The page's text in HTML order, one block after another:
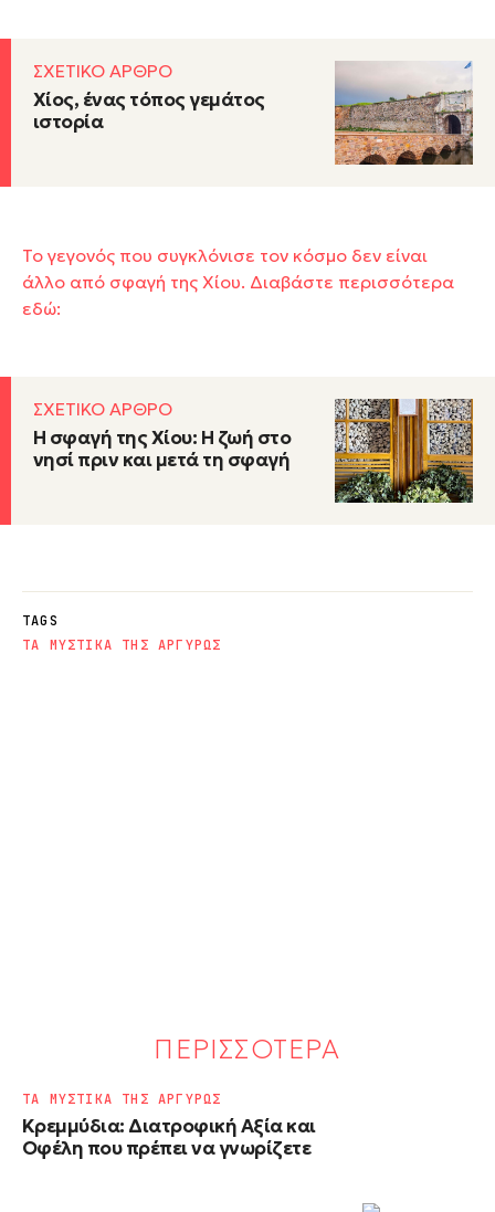
ΣΧΕΤΙΚΟ ΑΡΘΡΟ
Χίος, ένας τόπος γεμάτος
ιστορία
Το γεγονός που συγκλόνισε τον κόσμο δεν είναι
άλλο από σφαγή της Χίου. Διαβάστε περισσότερα
εδώ:
ΣΧΕΤΙΚΟ ΑΡΘΡΟ
Η σφαγή της Χίου: Η ζωή στο
νησί πριν και μετά τη σφαγή
TAGS
ΤΑ ΜΥΣΤΙΚΑ ΤΗΣ ΑΡΓΥΡΩΣ
ΠΕΡΙΣΣΟΤΕΡΑ
Κρεμμύδια: Διατροφική Αξία και
Οφέλη που πρέπει να γνωρίζετε
ΤΑ ΜΥΣΤΙΚΑ ΤΗΣ ΑΡΓΥΡΩΣ